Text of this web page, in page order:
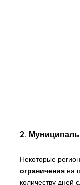
2.
Некоторые
ограниченияна
количеству дней